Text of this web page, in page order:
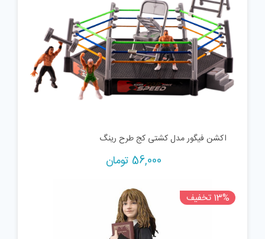
اکشن فیگور مدل کشتی کج طرح رینگ
56,000 تومان
13% تخفیف